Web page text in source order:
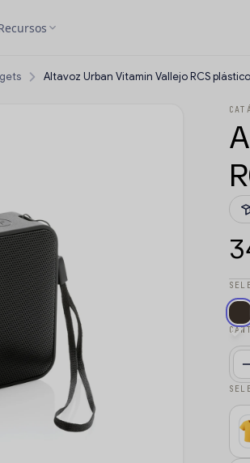
Altavoz Urban Vitamin Vallejo RCS plástico